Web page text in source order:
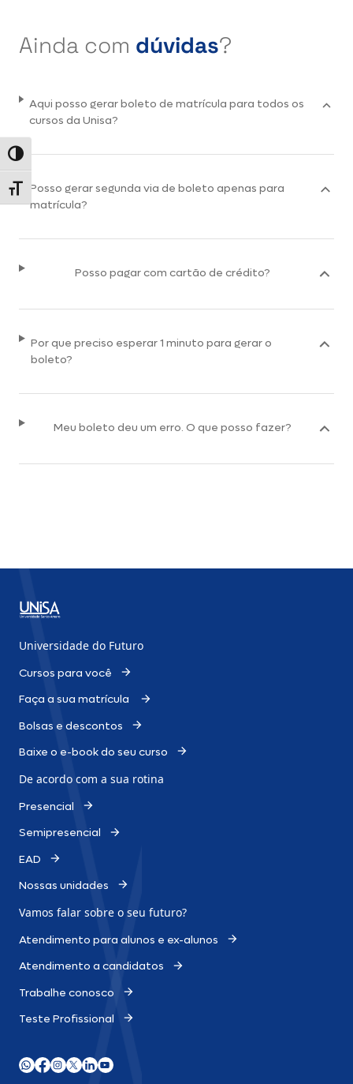
Alternar alto contraste
Alternar tamanho da fonte
Ainda com dúvidas?
Aqui posso gerar boleto de matrícula para todos os
cursos da Unisa?
Posso gerar segunda via de boleto apenas para
matrícula?
Posso pagar com cartão de crédito?
Por que preciso esperar 1 minuto para gerar o
boleto?
Meu boleto deu um erro. O que posso fazer?
Universidade do Futuro
Cursos para você
Faça a sua matrícula
Bolsas e descontos
Baixe o e-book do seu curso
De acordo com a sua rotina
Presencial
Semipresencial
EAD
Nossas unidades
Vamos falar sobre o seu futuro?
Atendimento para alunos e ex-alunos
Atendimento a candidatos
Trabalhe conosco
Teste Profissional